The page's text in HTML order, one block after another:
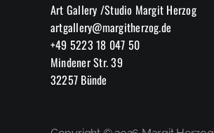
Art Gallery /Studio Margit Herzog
artgallery@margitherzog.de
+49 5223 18 047 50
Mindener Str. 39
32257 Bünde